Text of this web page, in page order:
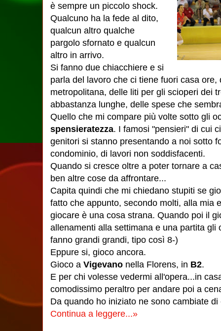
è sempre un piccolo shock.
Qualcuno ha la fede al dito,
qualcun altro qualche
pargolo sfornato e qualcun
altro in arrivo.
Si fanno due chiacchiere e si
parla del lavoro che ci tiene fuori casa ore,
metropolitana, delle liti per gli scioperi dei
abbastanza lunghe, delle spese che
Quello che mi compare più volte sotto gli
spensieratezza. I famosi "pensieri" di cui
genitori si stanno presentando a noi sotto
condominio, di lavori non soddisfacenti.
Quando si cresce oltre a poter tornare a
ben altre cose da affrontare...
Capita quindi che mi chiedano stupiti se
fatto che appunto, secondo molti, alla mia
giocare è una cosa strana. Quando poi il
allenamenti alla settimana e una partita gli
fanno grandi grandi, tipo così 8-)
Eppure si, gioco ancora.
Gioco a Vigevano nella Florens, in B2.
E per chi volesse vedermi all'opera...in
comodissimo peraltro per andare poi a
Da quando ho iniziato ne sono cambiate
Continua a leggere...»